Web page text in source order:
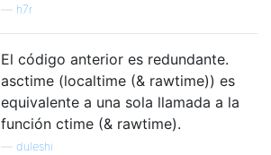
h7r
El código anterior es redundante.
asctime (localtime (& rawtime)) es
equivalente a una sola llamada a la
función ctime (& rawtime).
duleshi